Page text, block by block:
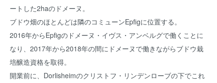
ートした2haのドメーヌ。
ブドウ畑のほとんどは隣のコミューンEpfigに位置する。
2016年からEpfigのドメーヌ・イヴス・アンベルグで働くことに
なり、2017年から2018年の間にドメーヌで働きながらブドウ栽
培醸造資格を取得。
開業前に、Dorlisheimのクリストフ・リンデンローブの下でこれ